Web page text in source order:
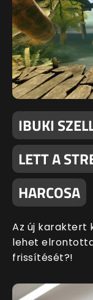
IBUKI
LETT A
HARCOSA
Az új karaktert
lehet
frissítését?!